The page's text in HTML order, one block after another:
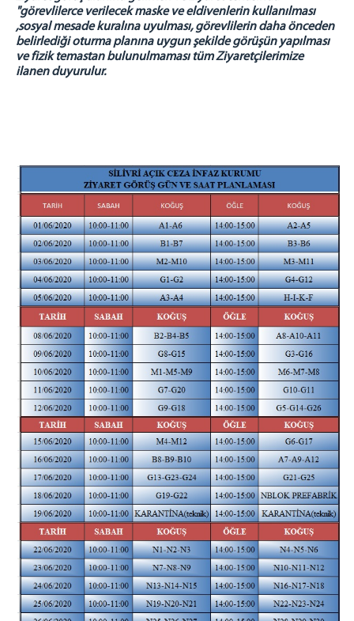
Misafirhane
Fotoğraf Stüdyosu
Fırın
Satış Mağazası
Restaurant
Restoran Menümüz
Duruşma Salonu Fiyat Listesi
Mantar Üretim Tesisi
Bardak Atölyesi
Oto Yıkama
Alış Veriş Merkezi & Kafeterya
Çiğ Köfte
"görevlilerce verilecek maske ve eldivenlerin kullanılması
,sosyal mesade kuralına uyulması, görevlilerin daha önceden
belirlediği oturma planına uygun şekilde görüşün yapılması
ve fizik temastan bulunulmaması tüm Ziyaretçilerimize
ilanen duyurulur.